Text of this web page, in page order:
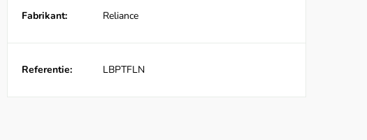
Fabrikant: Reliance
Referentie: LBPTFLN